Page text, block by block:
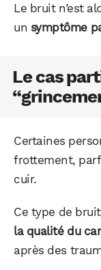
Le bruit n’est
un symptôme
Le cas
Certaines
frottement,
cuir.
Ce type de
la qualité du
après des